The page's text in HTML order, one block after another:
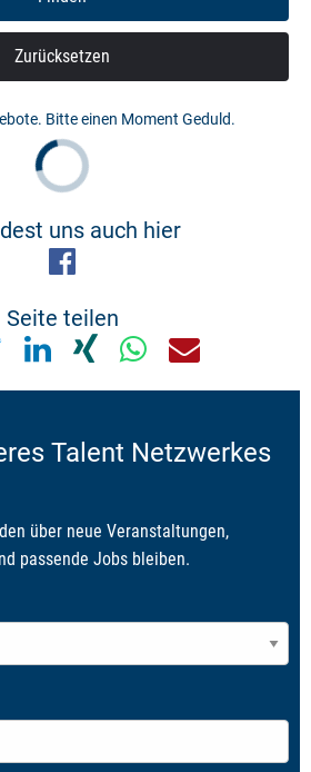
Zurücksetzen
Bitte einen Moment Geduld.
uns auch hier
Seite teilen
Talent Netzwerkes
über neue Veranstaltungen,
passende Jobs bleiben.